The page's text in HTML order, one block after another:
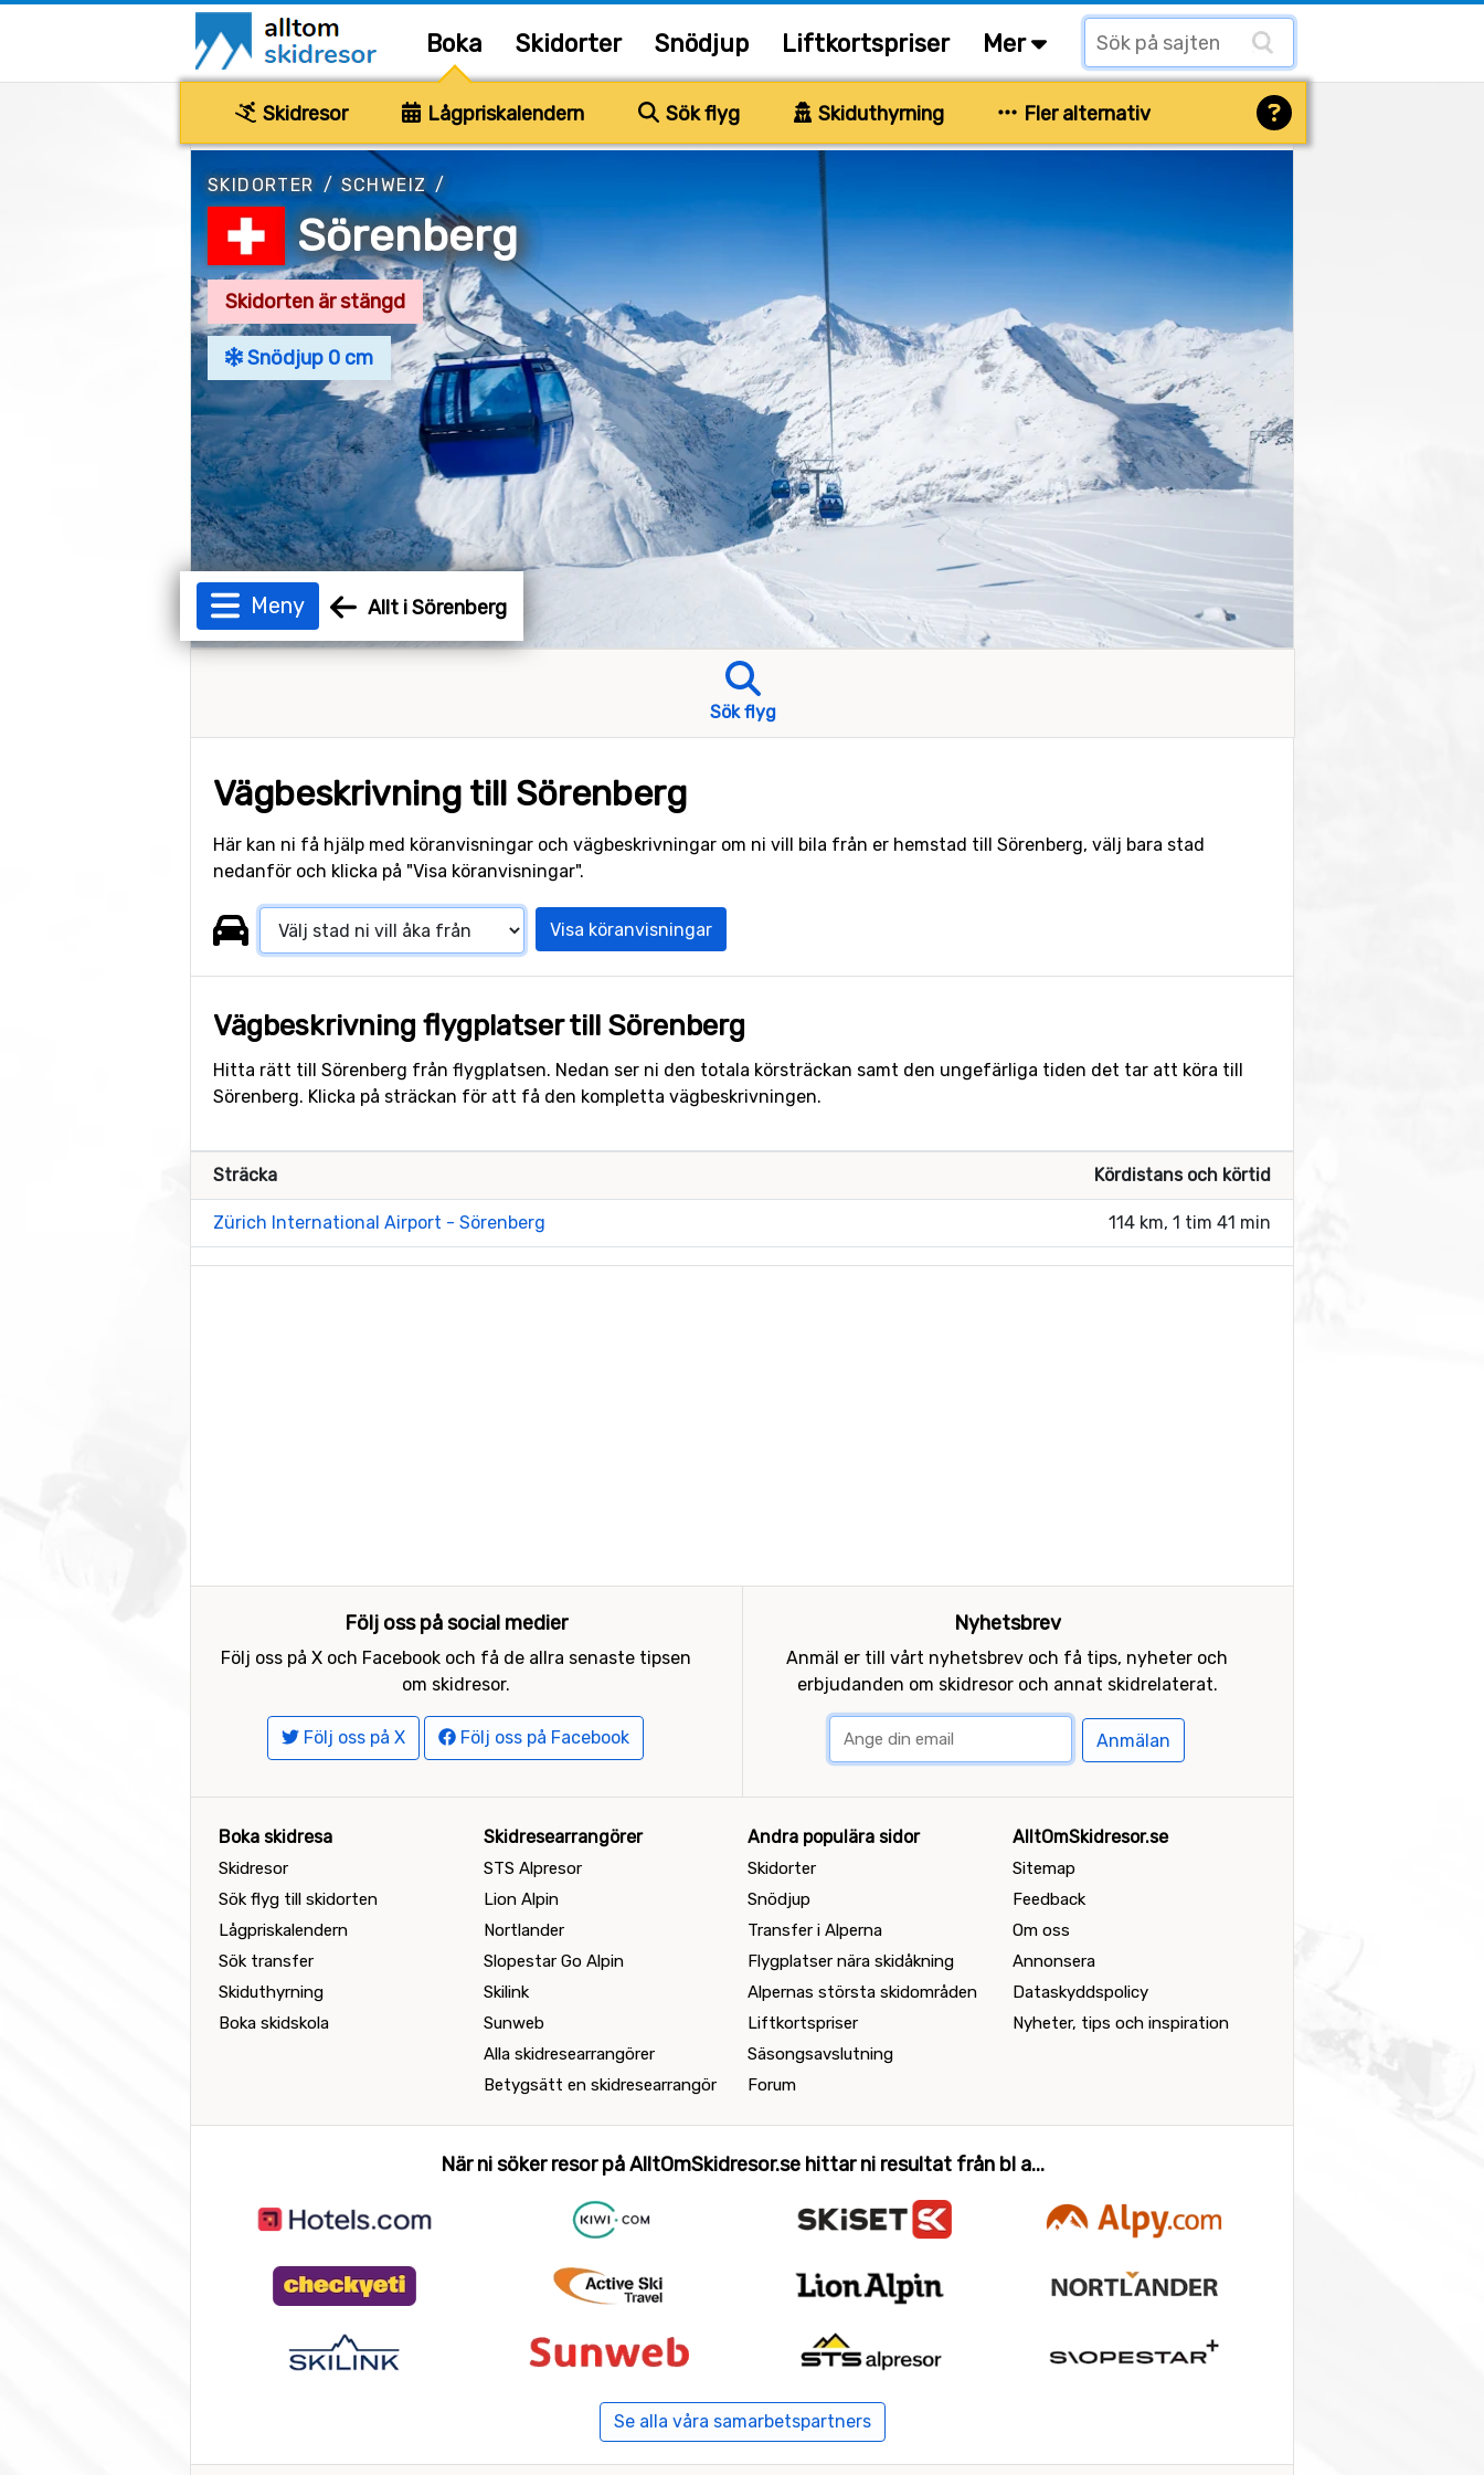
Boka Skidorter Snödjup Liftkortspriser Mer
Skidresor Lågpriskalendern Sök flyg Skiduthyrning Fler alternativ
SKIDORTER / SCHWEIZ /
Sörenberg
Skidorten är stängd
Snödjup 0 cm
Meny Allt i Sörenberg
Sök flyg
Vägbeskrivning till Sörenberg
Här kan ni få hjälp med köranvisningar och vägbeskrivningar om ni vill bila från er hemstad till Sörenberg, välj bara stad
nedanför och klicka på "Visa köranvisningar".
Visa köranvisningar
Vägbeskrivning flygplatser till Sörenberg
Hitta rätt till Sörenberg från flygplatsen. Nedan ser ni den totala körsträckan samt den ungefärliga tiden det tar att köra till
Sörenberg. Klicka på sträckan för att få den kompletta vägbeskrivningen.
Sträcka Kördistans och körtid
Zürich International Airport - Sörenberg 114 km, 1 tim 41 min
Följ oss på social medier
Följ oss på X och Facebook och få de allra senaste tipsen
om skidresor.
Följ oss på X Följ oss på Facebook
Nyhetsbrev
Anmäl er till vårt nyhetsbrev och få tips, nyheter och
erbjudanden om skidresor och annat skidrelaterat.
Anmälan
Boka skidresa
Skidresor
Sök flyg till skidorten
Lågpriskalendern
Sök transfer
Skiduthyrning
Boka skidskola
Skidresearrangörer
STS Alpresor
Lion Alpin
Nortlander
Slopestar Go Alpin
Skilink
Sunweb
Alla skidresearrangörer
Betygsätt en skidresearrangör
Andra populära sidor
Skidorter
Snödjup
Transfer i Alperna
Flygplatser nära skidåkning
Alpernas största skidområden
Liftkortspriser
Säsongsavslutning
Forum
AlltOmSkidresor.se
Sitemap
Feedback
Om oss
Annonsera
Dataskyddspolicy
Nyheter, tips och inspiration
När ni söker resor på AlltOmSkidresor.se hittar ni resultat från bl a...
Se alla våra samarbetspartners